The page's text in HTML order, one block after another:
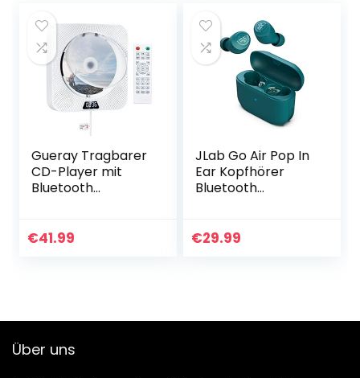
Gueray Tragbarer
CD-Player mit
Bluetooth
Hause, Heim-
€41.99
JLab Go Air Pop In
Ear Kopfhörer
Bluetooth
Kopfhörer mit
€29.99
Über uns